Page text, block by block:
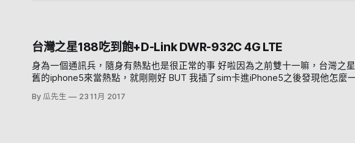
台灣之星188吃到飽+D-Link DWR-932C 4G LTE
身為一個通訊兵，隨身有熱點也是很正常的事 好啦因為之前雙十一嘛，台灣之星就有188吃到飽，瓜先生就搶到一個 那搶到之後本來想說用
舊的iphone5來當熱點，就剛剛好 BUT 我插了sim卡進iPhone5之後發現他怎麼一直都在3G 測速也異常緩慢 後來查了一下資料 iPhone5支援
頻率：LTE ( Band 1、3、5、13、25 ) 台灣之星4G支援頻率: 900/2600 = Band 7、8 ............... 啊啊 啊啊啊啊 啊啊啊啊啊啊 所以我就定了
登登 為什麼買它呢也沒為什麼 因為他是pchome上面最便宜的4G wifi分享器 ˊ_>ˋ 好！ ＯＰＥＮ！ 嗯？ 這貼紙是什麼 保固卡嗎？ 嗯.....? 好
By 瓜先生 23 11月 2017